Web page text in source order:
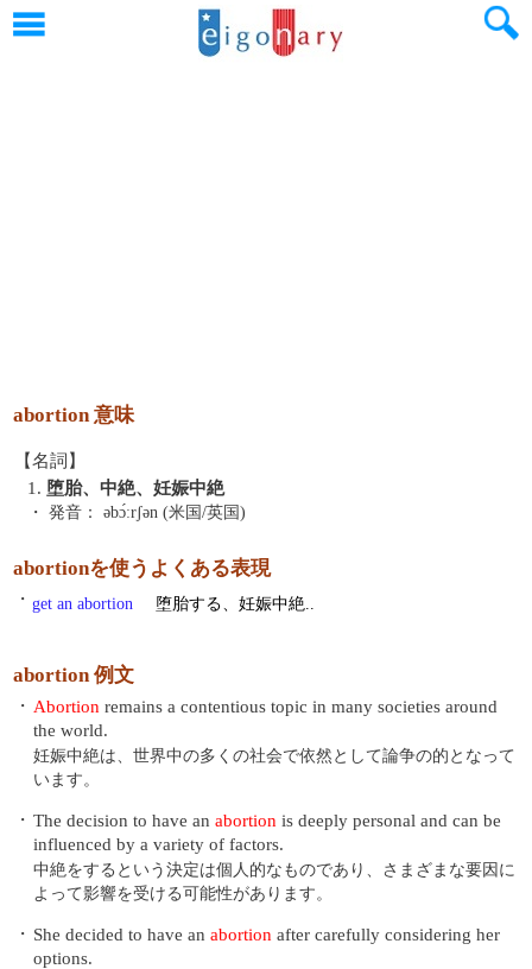
abortion 意味
【名詞】
1. 堕胎、中絶、妊娠中絶
・ 発音： əbɔ́ːrʃən (米国/英国)
abortionを使うよくある表現
・ get an abortion 堕胎する、妊娠中絶..
abortion 例文
・ Abortion remains a contentious topic in many societies around
the world.
妊娠中絶は、世界中の多くの社会で依然として論争の的となって
います。
・ The decision to have an abortion is deeply personal and can be
influenced by a variety of factors.
中絶をするという決定は個人的なものであり、さまざまな要因に
よって影響を受ける可能性があります。
・ She decided to have an abortion after carefully considering her
options.